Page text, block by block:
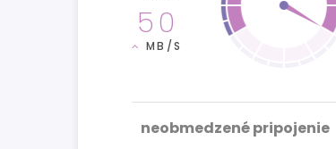
50
MB/S
neobmedzené pripojenie